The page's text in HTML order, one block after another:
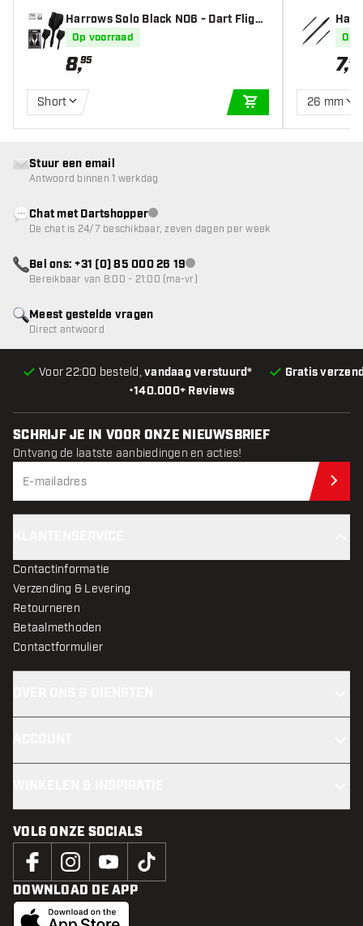
Harrows Solo Black NO6 - Dart Flight
Op voorraad
8,95
Short
IN WINKELWAGEN
kOp
7,95
26 mm
•140.000+ Reviews
Voor 22:00 besteld,vandaag verstuurd* Gratis
Meest gestelde vragen
Direct antwoord
Stuur een email
Antwoord binnen 1 werkdag
Chat met Dartshopperklantenservice niet beschikbaar
De chat is 24/7 beschikbaar, zeven dagen per week
Bel ons: +31 (0) 85 000 26 19klantenservice niet beschikbaar
Bereikbaar van 8:00 - 21:00 (ma-vr)
SCHRIJF JE IN VOOR ONZE NIEUWSBRIEF
Ontvang de laatste aanbiedingen en acties!
Contactinformatie
Verzending & Levering
Retourneren
Betaalmethoden
Contactformulier
VOLG ONZE SOCIALS
DOWNLOAD DE APP